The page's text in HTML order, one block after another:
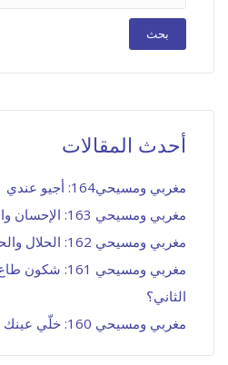
أحدث المقالات
مغربي ومسيحي164: أجيو عندي
مغربي ومسيحي 163: الإحسان والصّدقة ديال بصّاح
مغربي ومسيحي 162: الحلال والحرام
مغربي ومسيحي
الثاني؟
مغربي ومسيحي 160: خلّي عينك مزيانة